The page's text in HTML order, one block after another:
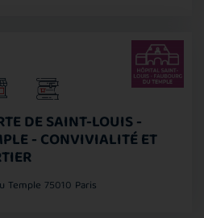
DE SAINT-LOUIS -
- CONVIVIALITÉ ET
Temple 75010 Paris